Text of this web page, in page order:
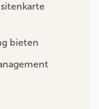
bieten